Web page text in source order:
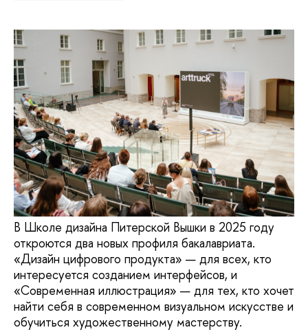
В Школе дизайна Питерской Вышки в 2025 году
откроются два новых профиля бакалавриата.
«Дизайн цифрового продукта» — для всех, кто
интересуется созданием интерфейсов, и
«Современная иллюстрация» — для тех, кто хочет
найти себя в современном визуальном искусстве и
обучиться художественному мастерству.